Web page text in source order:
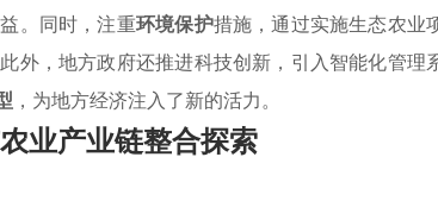
。同时，注重环境保护措施，通过实施生态农业
外，地方政府还推进科技创新，引入智能化管理
，为地方经济注入了新的活力。
业产业链整合探索